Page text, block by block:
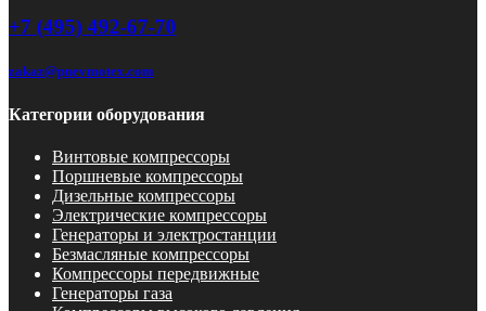
+7 (495) 492-67-70
zakaz@pnevmotex.com
Категории оборудования
Винтовые компрессоры
Поршневые компрессоры
Дизельные компрессоры
Электрические компрессоры
Генераторы и электростанции
Безмасляные компрессоры
Компрессоры передвижные
Генераторы газа